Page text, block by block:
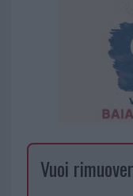
Vuoi